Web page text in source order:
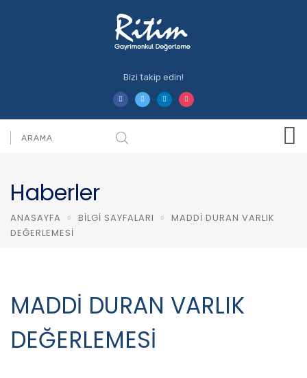
Bizi takip edin!
Haberler
ANASAYFA BILGI SAYFALARI
MADDİ DURAN VARLIK
DEĞERLEMESİ
MADDİ DURAN VARLIK
DEĞERLEMESİ